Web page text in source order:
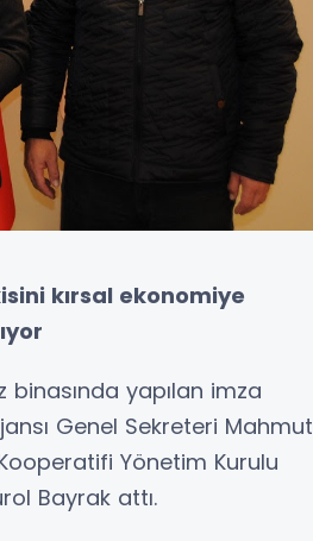
kırsal ekonomiye
binasında yapılan imza
Genel Sekreteri Mahmut
Yönetim Kurulu
Bayrak attı.